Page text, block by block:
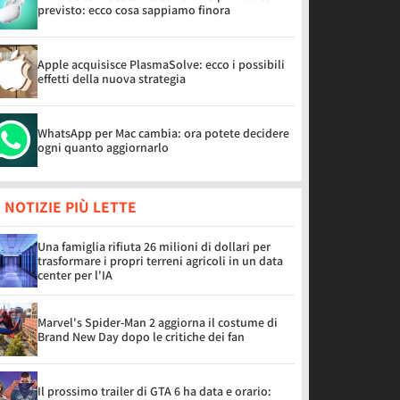
previsto: ecco cosa sappiamo finora
Apple acquisisce PlasmaSolve: ecco i possibili
effetti della nuova strategia
WhatsApp per Mac cambia: ora potete decidere
ogni quanto aggiornarlo
NOTIZIE PIÙ LETTE
Una famiglia rifiuta 26 milioni di dollari per
trasformare i propri terreni agricoli in un data
center per l'IA
Marvel's Spider-Man 2 aggiorna il costume di
Brand New Day dopo le critiche dei fan
Il prossimo trailer di GTA 6 ha data e orario: